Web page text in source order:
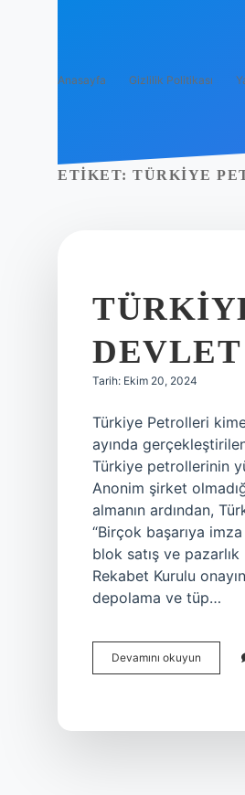
Anasayfa Gizlilik Politikası
ETIKET: TÜRKIYE
Tarih: Ekim 20, 2024
Türkiye Petrolleri
ayında
Türkiye petrollerinin
Anonim şirket
almanın ardından,
“Birçok başarıya
blok satış ve
Rekabet Kurulu
depolama ve tüp…
Devamını okuyun
Petrolleri